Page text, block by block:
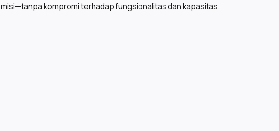
kompromi terhadap fungsionalitas dan kapasitas.